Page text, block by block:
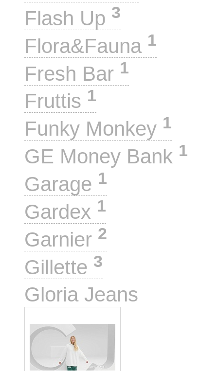
Flash Up 3
Flora&Fauna 1
Fresh Bar 1
Fruttis 1
Funky Monkey 1
GE Money Bank 1
Garage 1
Gardex 1
Garnier 2
Gillette 3
Gloria Jeans